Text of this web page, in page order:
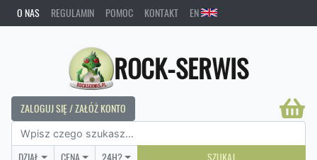
O NAS REGULAMIN POMOC KONTAKT EN
ROCK-SERWIS
ZALOGUJ SIĘ / ZAŁÓŻ KONTO